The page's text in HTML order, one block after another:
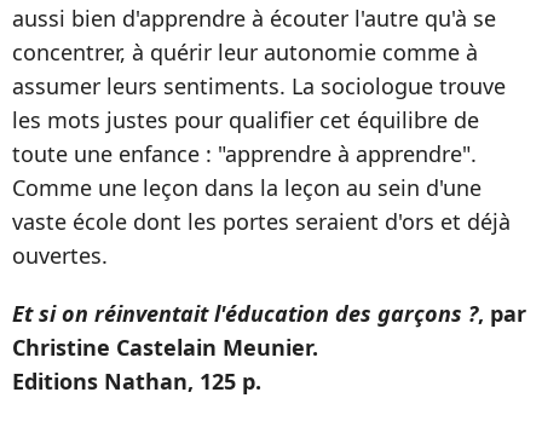
aussi bien d'apprendre à écouter l'autre qu'à se
concentrer, à quérir leur autonomie comme à
assumer leurs sentiments. La sociologue trouve
les mots justes pour qualifier cet équilibre de
toute une enfance : "apprendre à apprendre".
Comme une leçon dans la leçon au sein d'une
vaste école dont les portes seraient d'ors et déjà
ouvertes.
Et si on réinventait l'éducation des garçons ?, par
Christine Castelain Meunier.
Editions Nathan, 125 p.